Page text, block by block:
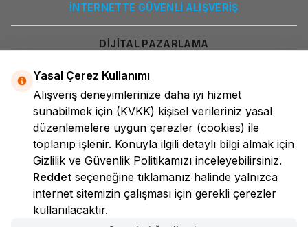
İNTERNETTE GÜVENLİ ALIŞVERİŞ
DİJİTAL PAZARLAMA
LokmanAVM
Yasal Çerez Kullanımı
Alışveriş deneyimlerinize daha iyi hizmet
sunabilmek için (KVKK) kişisel verileriniz yasal
düzenlemelere uygun çerezler (cookies) ile
toplanıp işlenir. Konuyla ilgili detaylı bilgi almak için
Gizlilik ve Güvenlik Politikamızı inceleyebilirsiniz.
Reddet seçeneğine tıklamanız halinde yalnızca
internet sitemizin çalışması için gerekli çerezler
kullanılacaktır.